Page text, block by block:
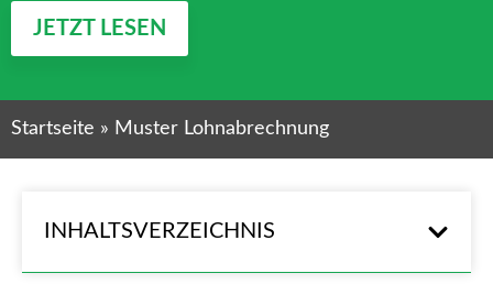
JETZT LESEN
Startseite » Muster Lohnabrechnung
INHALTSVERZEICHNIS